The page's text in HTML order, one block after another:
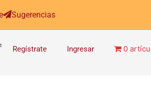
Sugerencias
Regístrate Ingresar 0